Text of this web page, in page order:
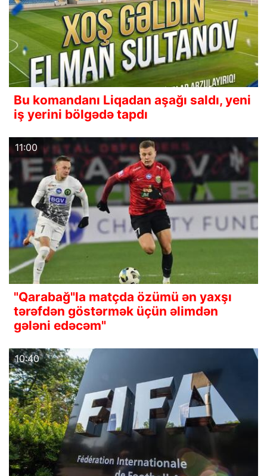
Bu komandanı Liqadan aşağı saldı, yeni
iş yerini bölgədə tapdı
11:00
"Qarabağ"la matçda özümü ən yaxşı
tərəfdən göstərmək üçün əlimdən
gələni edəcəm"
10:40